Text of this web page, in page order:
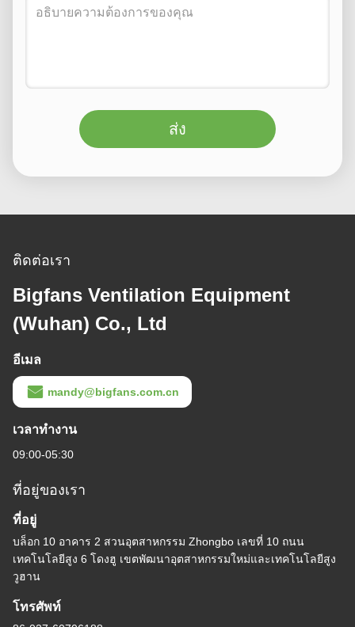
ส่ง
ติดต่อเรา
Bigfans Ventilation Equipment
(Wuhan) Co., Ltd
อีเมล
mandy@bigfans.com.cn
เวลาทํางาน
09:00-05:30
ที่อยู่ของเรา
ที่อยู่
บล็อก 10 อาคาร 2 สวนอุตสาหกรรม Zhongbo เลขที่ 10 ถนน
เทคโนโลยีสูง 6 โดงฮู เขตพัฒนาอุตสาหกรรมใหม่และเทคโนโลยีสูง
วูฮาน
โทรศัพท์